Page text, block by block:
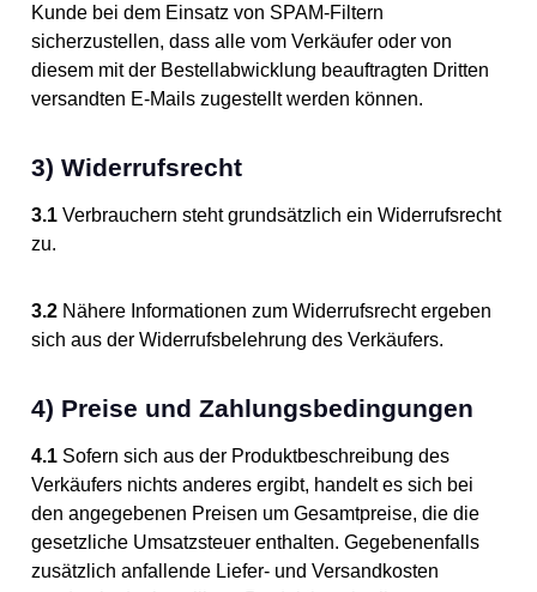
Kunde bei dem Einsatz von SPAM-Filtern
sicherzustellen, dass alle vom Verkäufer oder von
diesem mit der Bestellabwicklung beauftragten Dritten
versandten E-Mails zugestellt werden können.
3) Widerrufsrecht
3.1 Verbrauchern steht grundsätzlich ein Widerrufsrecht
zu.
3.2 Nähere Informationen zum Widerrufsrecht ergeben
sich aus der Widerrufsbelehrung des Verkäufers.
4) Preise und Zahlungsbedingungen
4.1 Sofern sich aus der Produktbeschreibung des
Verkäufers nichts anderes ergibt, handelt es sich bei
den angegebenen Preisen um Gesamtpreise, die die
gesetzliche Umsatzsteuer enthalten. Gegebenenfalls
zusätzlich anfallende Liefer- und Versandkosten